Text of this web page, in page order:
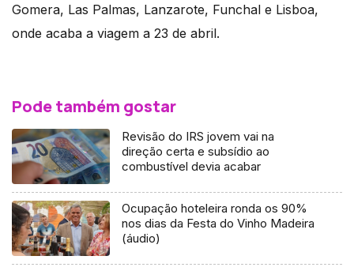
Gomera, Las Palmas, Lanzarote, Funchal e Lisboa,
onde acaba a viagem a 23 de abril.
Pode também gostar
Revisão do IRS jovem vai na
direção certa e subsídio ao
combustível devia acabar
Ocupação hoteleira ronda os 90%
nos dias da Festa do Vinho Madeira
(áudio)